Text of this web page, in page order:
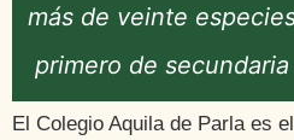
más de veinte
primero de
El Colegio Aquila de Parla es